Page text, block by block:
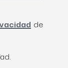
de